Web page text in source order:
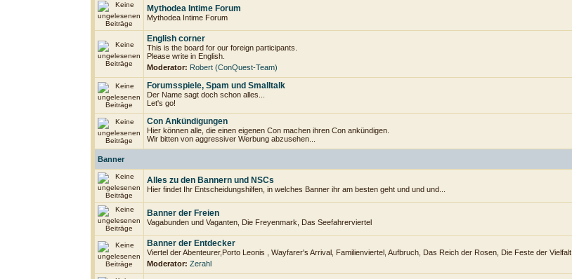
Mythodea Intime Forum
Mythodea Intime Forum
English corner
This is the board for our foreign participants.
Please write in English.
Moderator: Robert (ConQuest-Team)
Forumsspiele, Spam und Smalltalk
Der Name sagt doch schon alles...
Let's go!
Con Ankündigungen
Hier können alle, die einen eigenen Con machen ihren Con ankündigen.
Wir bitten von aggressiver Werbung abzusehen...
Banner
Alles zu den Bannern und NSCs
Hier findet Ihr Entscheidungshilfen, in welches Banner ihr am besten geht und und und...
Banner der Freien
Vagabunden und Vaganten, Die Freyenmark, Das Seefahrerviertel
Banner der Entdecker
Viertel der Abenteurer,Porto Leonis , Wayfarer's Arrival, Familienviertel, Aufbruch, Das Reich der Rosen, Die Feste der Vielfalt
Moderator: Zerahl